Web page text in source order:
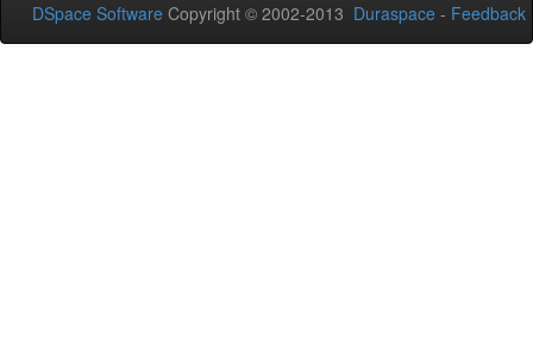
DSpace Software Copyright © 2002-2013 Duraspace - Feedback